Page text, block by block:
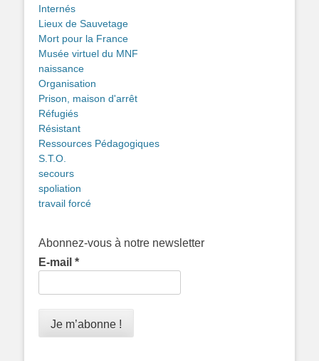
Internés
Lieux de Sauvetage
Mort pour la France
Musée virtuel du MNF
naissance
Organisation
Prison, maison d'arrêt
Réfugiés
Résistant
Ressources Pédagogiques
S.T.O.
secours
spoliation
travail forcé
Abonnez-vous à notre newsletter
E-mail *